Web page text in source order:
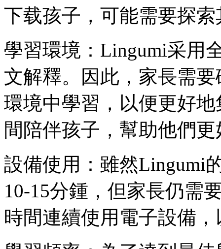
下载孩子，可能需要探
學習環境：Lingumi采用
文解釋。因此，家長需
環境中學習，以便更好
間陪伴孩子，幫助他們
設備使用：雖然Lingumi
10-15分鍾，但家長仍需
時間連續使用電子設備